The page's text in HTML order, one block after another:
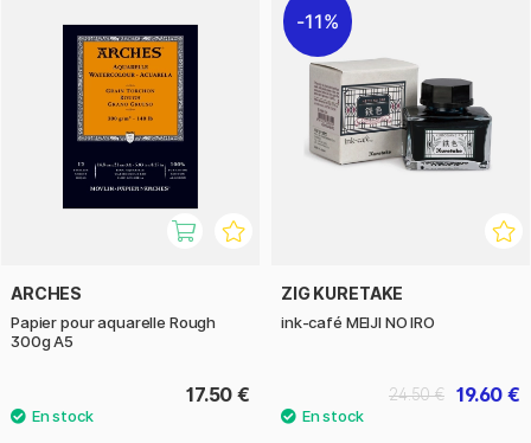
ARCHES
Papier pour aquarelle Rough
300g A5
17.50 €
11%
ZIG KURETAKE
ink-café MEIJI NO IRO
19.60 €
24.50 €